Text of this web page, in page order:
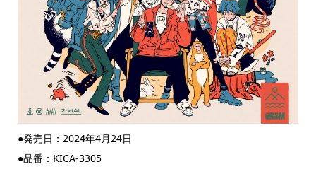
●発売日：2024年4月24日
●品番：KICA-3305